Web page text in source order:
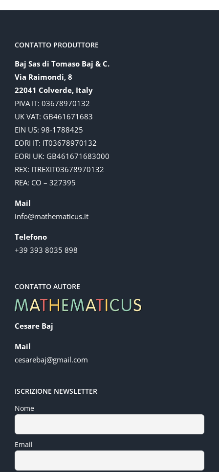
CONTATTO PRODUTTORE
Baj Sas di Tomaso Baj & C.
Via Raimondi, 8
22041 Colverde, Italy
PIVA IT: 03678970132
UK VAT: GB461671683
EIN US: 98-1788425
EORI IT: IT03678970132
EORI UK: GB461671683000
REX: ITREXIT03678970132
REA: CO – 327395
Mail
info@mathematicus.it
Telefono
+39 393 8035 898
CONTATTO AUTORE
Cesare Baj
Mail
cesarebaj@gmail.com
ISCRIZIONE NEWSLETTER
Nome
Email